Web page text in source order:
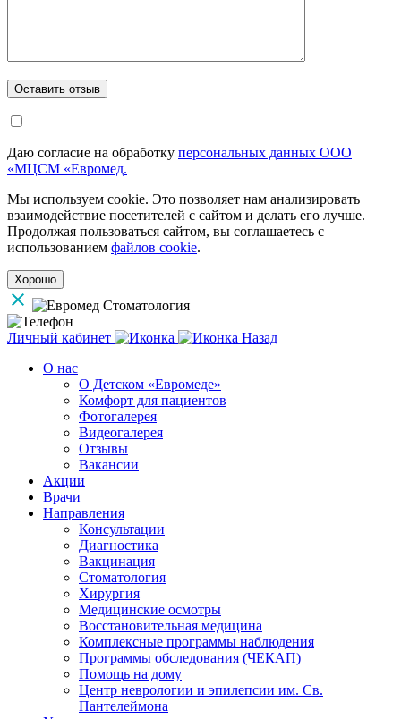
Даю согласие на обработку персональных данных ООО
«МЦСМ «Евромед.
Мы используем cookie. Это позволяет нам анализировать
взаимодействие посетителей с сайтом и делать его лучше.
Продолжая пользоваться сайтом, вы соглашаетесь с
использованием файлов cookie.
Хорошо
Личный кабинет
Назад
О нас
О Детском «Евромеде»
Комфорт для пациентов
Фотогалерея
Видеогалерея
Отзывы
Вакансии
Акции
Врачи
Направления
Консультации
Диагностика
Вакцинация
Стоматология
Хирургия
Медицинские осмотры
Восстановительная медицина
Комплексные программы наблюдения
Программы обследования (ЧЕКАП)
Помощь на дому
Центр неврологии и эпилепсии им. Св.
Пантелеймона